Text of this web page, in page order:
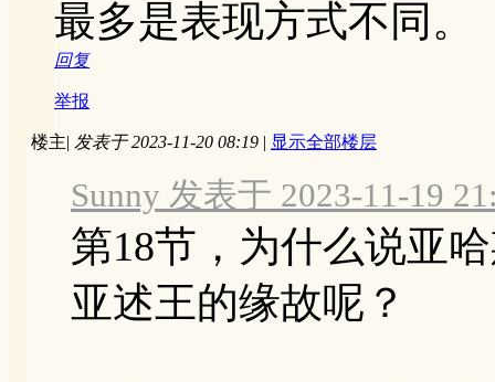
最多是表现方式不同。
回复
举报
楼主| 发表于 2023-11-20 08:19 | 显示全部楼层
Sunny 发表于 2023-11-19
第18节，为什么说亚
亚述王的缘故呢？